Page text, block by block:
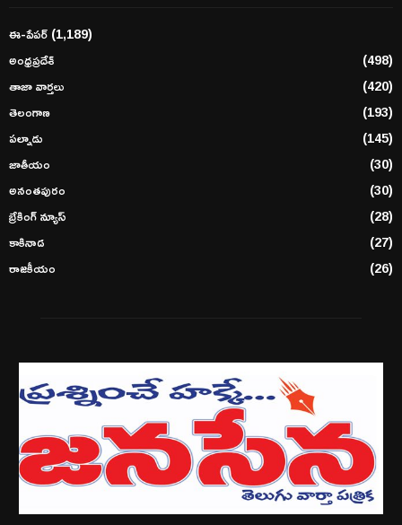
ఈ-పేపర్(1,189)
అంధ్రప్రదేశ్
(498)
తాజా వార్తలు
(420)
తెలంగాణ
(193)
పల్నాడు
(145)
జాతీయం
(30)
అనంతపురం
(30)
బ్రేకింగ్ న్యూస్
(28)
కాకినాడ
(27)
రాజకీయం
(26)